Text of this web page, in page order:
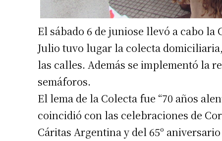
El sábado 6 de juniose llevó a cabo la
Julio tuvo lugar la colecta
las calles. Además se implementó la
semáforos.
El lema de la Colecta fue “70 años
coincidió con las celebraciones de
Cáritas Argentina y del 65º